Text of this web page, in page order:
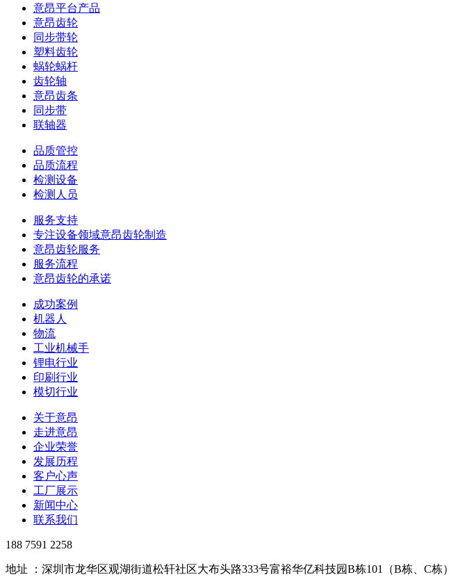
意昂平台产品
意昂齿轮
同步带轮
塑料齿轮
蜗轮蜗杆
齿轮轴
意昂齿条
同步带
联轴器
品质管控
品质流程
检测设备
检测人员
服务支持
专注设备领域意昂齿轮制造
意昂齿轮服务
服务流程
意昂齿轮的承诺
成功案例
机器人
物流
工业机械手
锂电行业
印刷行业
模切行业
关于意昂
走进意昂
企业荣誉
发展历程
客户心声
工厂展示
新闻中心
联系我们
188 7591 2258
地址 ：深圳市龙华区观湖街道松轩社区大布头路333号富裕华亿科技园B栋101（B栋、C栋）